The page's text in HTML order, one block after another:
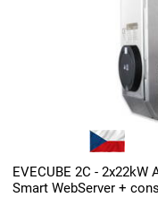
EVECUBE 2C - 2x22kW
Smart WebServer +